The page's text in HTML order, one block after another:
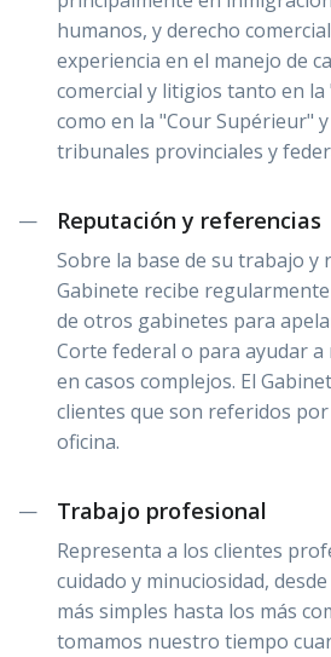
humanos, y derecho
experiencia en el manejo de
comercial y litigios tanto en la
como en la "Cour Supérieur"
tribunales provinciales y
— Reputación y referencias
Sobre la base de su trabajo y
Gabinete recibe
de otros gabinetes para
Corte federal o para ayudar
en casos complejos. El
clientes que son referidos
oficina.
— Trabajo profesional
Representa a los clientes
cuidado y minuciosidad,
más simples hasta los más
tomamos nuestro tiempo